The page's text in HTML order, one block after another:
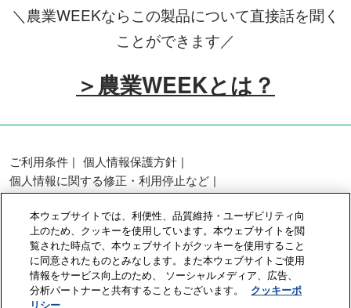
＼農業WEEKならこの製品について直接話を聞く
ことができます／
＞農業WEEKとは？
ご利用条件
個人情報保護方針
個人情報に関する修正・利用停止など
展示会・セミナー参加ポリシー
カスタマーハラスメントに対する基本方針
クッキーポリシー
クッキーの設定
Copyright © RX Japan GK
本ウェブサイトでは、利便性、品質維持・ユーザビリティ向
上のため、クッキーを使用しています。本ウェブサイトを閲
覧された時点で、本ウェブサイトがクッキーを使用すること
に同意されたものとみなします。また本ウェブサイトご使用
情報をサービス向上のため、 ソーシャルメディア、広告、
分析パートナーと共有することもございます。
クッキーポ
リシー